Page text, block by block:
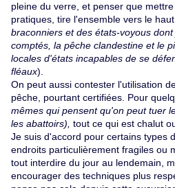
pleine du verre, et penser que
pratiques, tire l'ensemble vers le
braconniers et des états-voyous
comptés, la pêche clandestine et le
locales d'états incapables de se
fléaux).
On peut aussi contester l'utilisation
pêche, pourtant certifiées. Pour
mêmes qui pensent qu'on peut tuer
les abattoirs), tout ce qui est chalut
Je suis d'accord pour certains types
endroits particulièrement fragiles ou
tout interdire du jour au lendemain,
encourager des techniques plus